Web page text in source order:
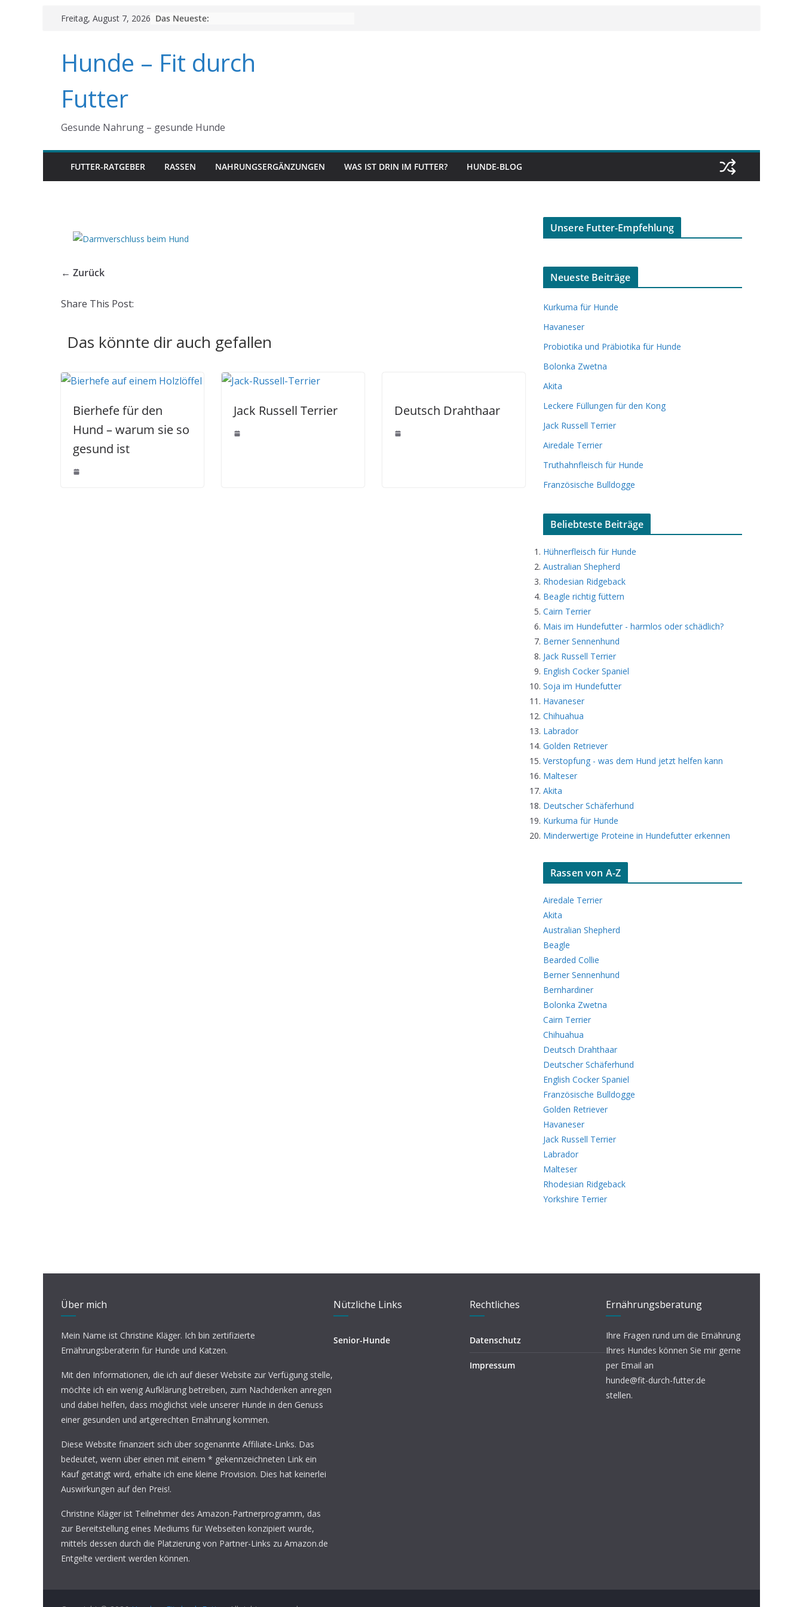
Freitag, August 7, 2026 Das Neueste:
Hunde – Fit durch
Futter
Gesunde Nahrung – gesunde Hunde
FUTTER-RATGEBER RASSEN NAHRUNGSERGÄNZUNGEN WAS IST DRIN IM FUTTER? HUNDE-BLOG
← Zurück
Share This Post:
Das könnte dir auch gefallen
Bierhefe für den
Hund – warum sie so
gesund ist
Jack Russell Terrier Deutsch Drahthaar
Unsere Futter-Empfehlung
Neueste Beiträge
Kurkuma für Hunde
Havaneser
Probiotika und Präbiotika für Hunde
Bolonka Zwetna
Akita
Leckere Füllungen für den Kong
Jack Russell Terrier
Airedale Terrier
Truthahnfleisch für Hunde
Französische Bulldogge
Beliebteste Beiträge
Hühnerfleisch für Hunde
Australian Shepherd
Rhodesian Ridgeback
Beagle richtig füttern
Cairn Terrier
Mais im Hundefutter - harmlos oder schädlich?
Berner Sennenhund
Jack Russell Terrier
English Cocker Spaniel
Soja im Hundefutter
Havaneser
Chihuahua
Labrador
Golden Retriever
Verstopfung - was dem Hund jetzt helfen kann
Malteser
Akita
Deutscher Schäferhund
Kurkuma für Hunde
Minderwertige Proteine in Hundefutter erkennen
Rassen von A-Z
Airedale Terrier
Akita
Australian Shepherd
Beagle
Bearded Collie
Berner Sennenhund
Bernhardiner
Bolonka Zwetna
Cairn Terrier
Chihuahua
Deutsch Drahthaar
Deutscher Schäferhund
English Cocker Spaniel
Französische Bulldogge
Golden Retriever
Havaneser
Jack Russell Terrier
Labrador
Malteser
Rhodesian Ridgeback
Yorkshire Terrier
Über mich
Mein Name ist Christine Kläger. Ich bin zertifizierte
Ernährungsberaterin für Hunde und Katzen.
Mit den Informationen, die ich auf dieser Website zur Verfügung stelle,
möchte ich ein wenig Aufklärung betreiben, zum Nachdenken anregen
und dabei helfen, dass möglichst viele unserer Hunde in den Genuss
einer gesunden und artgerechten Ernährung kommen.
Diese Website finanziert sich über sogenannte Affiliate-Links. Das
bedeutet, wenn über einen mit einem * gekennzeichneten Link ein
Kauf getätigt wird, erhalte ich eine kleine Provision. Dies hat keinerlei
Auswirkungen auf den Preis!.
Christine Kläger ist Teilnehmer des Amazon-Partnerprogramm, das
zur Bereitstellung eines Mediums für Webseiten konzipiert wurde,
mittels dessen durch die Platzierung von Partner-Links zu Amazon.de
Entgelte verdient werden können.
Nützliche Links
Senior-Hunde
Rechtliches
Datenschutz
Impressum
Ernährungsberatung
Ihre Fragen rund um die Ernährung
Ihres Hundes können Sie mir gerne
per Email an
hunde@fit-durch-futter.de
stellen.